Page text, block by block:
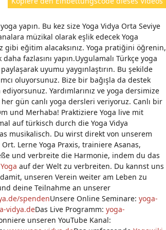
e
yapın. Bu kez size Yoga Vidya Orta Seviye
müzikal olarak eşlik edecek Yoga
gibi eğitim alacaksınız. Yoga pratiğini öğrenin,
fazlasını yapın.Uygulamalı Türkçe yoga
uyumu yaygınlaştırın. Bu şekilde
oluyorsunuz. Bize bir bağışla da destek
Yardımlarınız ve yoga dersimize
her gün canlı yoga dersleri veriyoruz. Canlı bir
und Merhaba! Praktiziere Yoga live mit
auf türkisch durch die Yoga Vidya
musikalisch. Du wirst direkt von unserem
Lerne Yoga Praxis, trainiere Asanas,
und verbreite die Harmonie, indem du das
Yoga auf der Welt zu verbreiten. Du kannst uns
unseren Verein weiter am Leben zu
deine Teilnahme an unserer
spendenUnsere Online Seminare: yoga-
vidya.deDas Live Programm: yoga-
unseren YouTube Kanal: